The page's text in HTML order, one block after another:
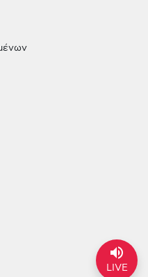
volume_up
LIVE